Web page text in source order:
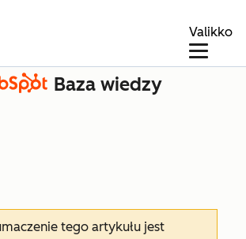
Valikko
Baza wiedzy
tego artykułu jest